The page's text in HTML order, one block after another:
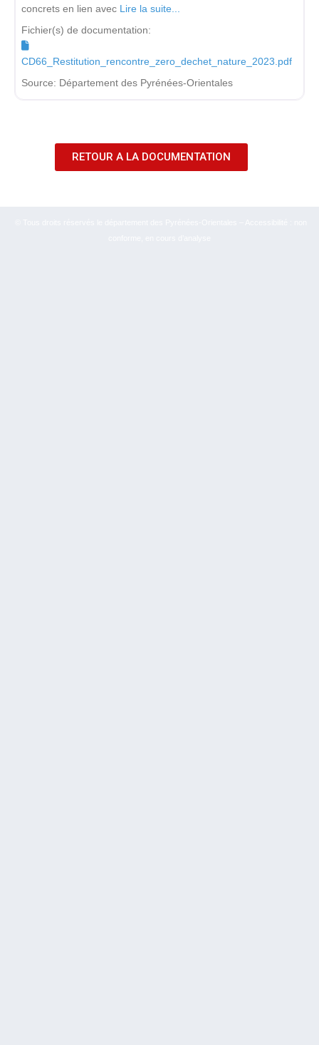
concrets en lien avec Lire la suite...
Fichier(s) de documentation:
CD66_Restitution_rencontre_zero_dechet_nature_2023.pdf
Source: Département des Pyrénées-Orientales
RETOUR A LA DOCUMENTATION